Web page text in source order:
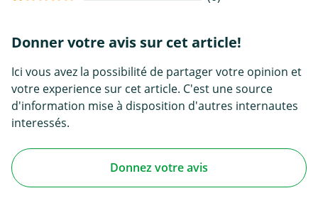
Donner votre avis sur cet article!
Ici vous avez la possibilité de partager votre opinion et
votre experience sur cet article. C'est une source
d'information mise à disposition d'autres internautes
interessés.
Donnez votre avis